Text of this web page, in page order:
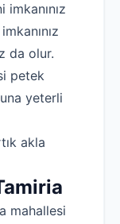
da olur.
petek
yeterli
akla
mahallesi